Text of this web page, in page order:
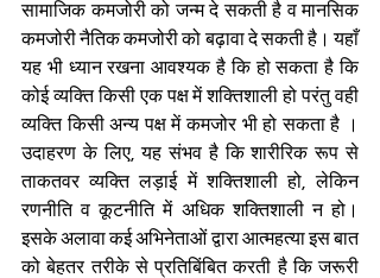
सामाजिक कमजोरी को जन्म दे सकती है व मानसिक
कमजोरी नैतिक कमजोरी को बढ़ावा दे सकती है। यहाँ
यह भी ध्यान रखना आवश्यक है कि हो सकता है कि
कोई व्यक्ति किसी एक पक्ष में शक्तिशाली हो परंतु वही
व्यक्ति किसी अन्य पक्ष में कमजोर भी हो सकता है ।
उदाहरण के लिए, यह संभव है कि शारीरिक रूप से
ताकतवर व्यक्ति लड़ाई में शक्तिशाली हो, लेकिन
रणनीति व कूटनीति में अधिक शक्तिशाली न हो।
इसके अलावा कई अभिनेताओं द्वारा आत्महत्या इस बात
को बेहतर तरीके से प्रतिबिंबित करती है कि जरूरी